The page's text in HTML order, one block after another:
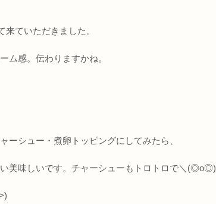
来ていただきました。
ム感。伝わりますかね。
ーシュー・煮卵トッピングにしてみたら、
美味しいです。チャーシューもトロトロで＼(◎o◎)